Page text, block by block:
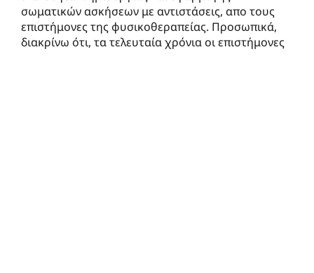
σωματικών ασκήσεων με αντιστάσεις, απο τους
επιστήμονες της φυσικοθεραπείας. Προσωπικά,
διακρίνω ότι, τα τελευταία χρόνια οι επιστήμονες